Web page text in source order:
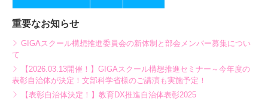
重要なお知らせ
GIGAスクール構想推進委員会の新体制と部会メンバー募集につい
て
【2026.03.13開催！】GIGAスクール構想推進セミナー～今年度の
表彰自治体が決定！文部科学省様のご講演も実施予定！
【表彰自治体決定！】教育DX推進自治体表彰2025